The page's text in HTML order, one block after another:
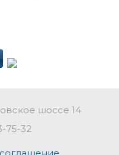
шоссе 14
75-32